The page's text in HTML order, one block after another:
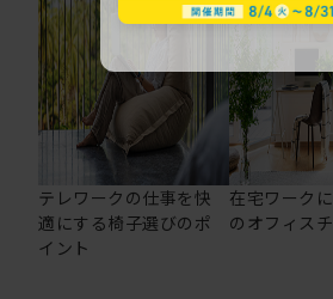
テレワークの仕事を快
適にする椅子選びのポ
イント
在宅ワーク
のオフィス